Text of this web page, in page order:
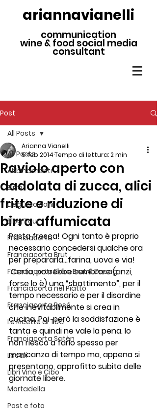
ariannavianelli
communication
wine & food social media
consultant
Post
All Posts
Abbinamenti
Birra
Degustazioni
Blog Tour
Franciacorta
Franciacorta Brut
Franciacorta Extra Brut & Dosag
Franciacorta nel Piatto
Franciacorta Rosé
Le Ricette di TUC
Franciacorta Satèn
Locali
Libri Vino e Cibo
Mortadella
Post e foto
All Posts
Raviolo aperto con
dadolata di zucca, alici
fritte e riduzione di
birra affumicata
Arianna Vianelli
5 feb 2014Tempo di lettura: 2 min
Pasta fresca! Ogni tanto è proprio
necessario concedersi qualche ora
per prepararla…farina, uova e via!
Certo, potrebbe sembrare (anzi,
forse lo è) uno “sbattimento”, per il
tempo necessario e per il disordine
che inevitabilmente si crea in
cucina. Poi  però la soddisfazione è
tanta e quindi ne vale la pena. Io
non riesco a farlo spesso per
mancanza di tempo ma, appena si
presentano, approfitto subito delle
giornate libere.